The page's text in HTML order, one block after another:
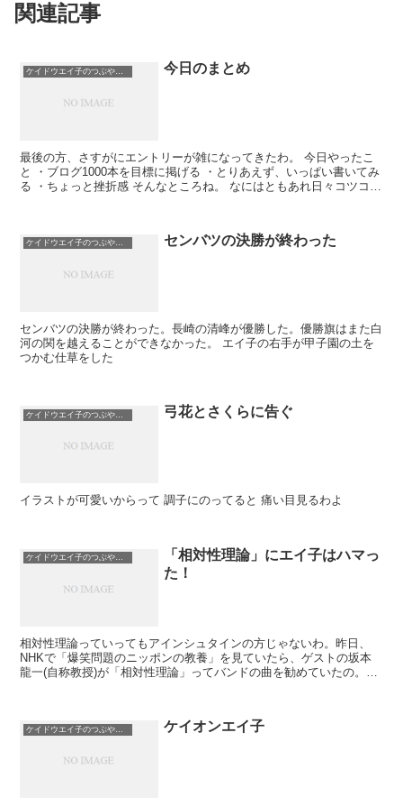
関連記事
ケイドウエイ子のつぶやき日記 今日のまとめ
最後の方、さすがにエントリーが雑になってきたわ。 今日やったこ
と ・ブログ1000本を目標に掲げる ・とりあえず、いっぱい書いてみ
る ・ちょっと挫折感 そんなところね。 なにはともあれ日々コツコツ
ケイドウエイ子のつぶやき日記 センバツの決勝が終わった
センバツの決勝が終わった。長崎の清峰が優勝した。優勝旗はまた白
河の関を越えることができなかった。 エイ子の右手が甲子園の土を
つかむ仕草をした
ケイドウエイ子のつぶやき日記 弓花とさくらに告ぐ
イラストが可愛いからって 調子にのってると 痛い目見るわよ
ケイドウエイ子のつぶやき日記
「相対性理論」にエイ子はハマっ
た！
相対性理論っていってもアインシュタインの方じゃないわ。昨日、
NHKで「爆笑問題のニッポンの教養」を見ていたら、ゲストの坂本
龍一(自称教授)が「相対性理論」ってバンドの曲を勧めていたの。
ケイドウエイ子のつぶやき日記 ケイオンエイ子